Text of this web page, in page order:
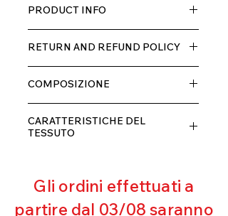
PRODUCT INFO
di elastane, molto comodo per chi lo
indossa grazia alla sua elastcità, in
doppio strato con fodera.
RETURN AND REFUND POLICY
entro 10 giorni dal ricevimento,
rimborseremo il cliente, escluse le
spese di spedizione, non appena
riceveremo la merce resa ed
COMPOSIZIONE
20% ELASTANE
CARATTERISTICHE DEL
TESSUTO
Resistente al pilling
Eccellente protezione dai raggi
Gli ordini effettuati a
partire dal 03/08 saranno